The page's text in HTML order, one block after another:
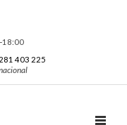
403 225